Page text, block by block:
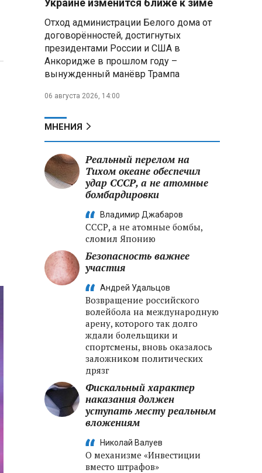
Президент Алжира готовится
к визиту в Беларусь — МИД
Алжира
300 жителей Курской области,
неизвестной
Второй энергоблок БелАЭС
вновь вышел на номинальную
мощность после диагностики
оборудования
Украине изменится ближе к зиме
Отход администрации Белого дома от
договорённостей, достигнутых
президентами России и США в
Анкоридже в прошлом году –
вынужденный манёвр Трампа
06 августа 2026, 14:00
МНЕНИЯ
Реальный перелом на
Тихом океане обеспечил
удар СССР, а не атомные
бомбардировки
Владимир Джабаров
СССР, а не атомные бомбы,
сломил Японию
Безопасность важнее
участия
Андрей Удальцов
Возвращение российского
волейбола на международную
арену, которого так долго
ждали болельщики и
спортсмены, вновь оказалось
заложником политических
дрязг
Фискальный характер
наказания должен
уступать месту реальным
вложениям
Николай Валуев
О механизме «Инвестиции
вместо штрафов»